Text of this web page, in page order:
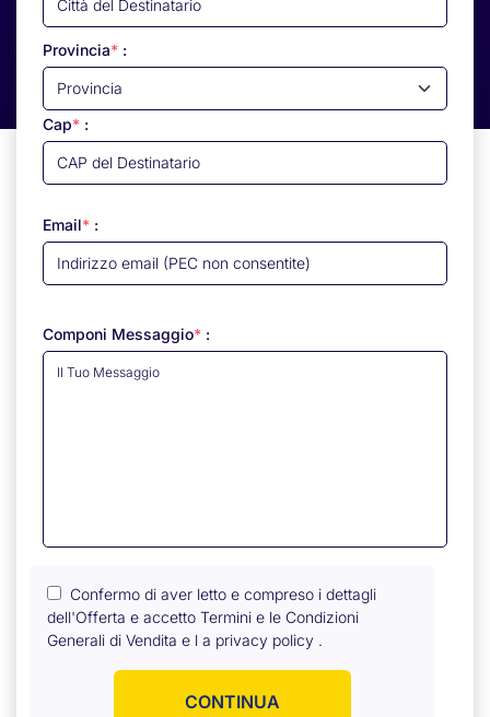
Provincia* :
Cap* :
Email* :
Componi Messaggio* :
Confermo di aver letto e compreso i dettagli
dell'Offerta e accetto Termini e le Condizioni
Generali di Vendita e l a privacy policy .
CONTINUA